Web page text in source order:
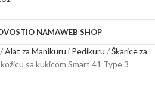
O NAMAWEB SHOP
Alat za Manikuru i Pedikuru
Škarice za
sa kukicom Smart 41 Type 3